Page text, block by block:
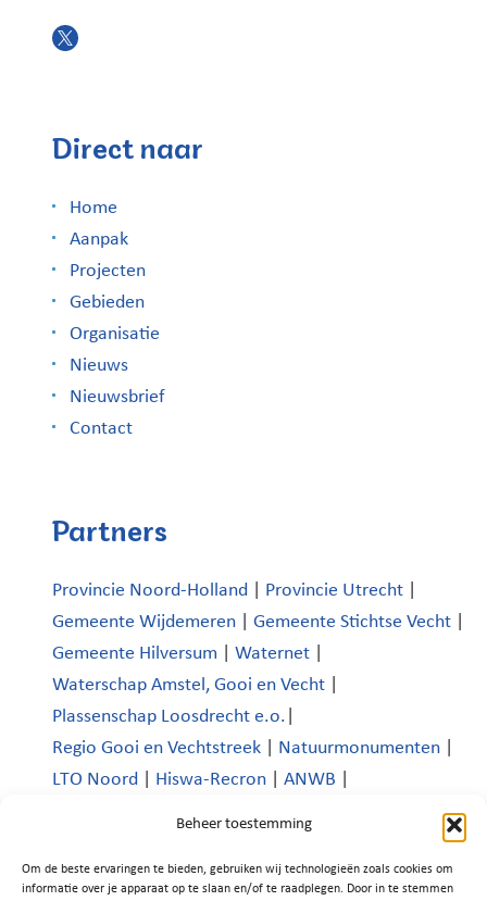
Beheer toestemming
Om de beste ervaringen te bieden, gebruiken wij technologieën zoals cookies om
informatie over je apparaat op te slaan en/of te raadplegen. Door in te stemmen
Direct naar
Home
Aanpak
Projecten
Gebieden
Organisatie
Nieuws
Nieuwsbrief
Contact
Partners
Provincie Noord-Holland Provincie Utrecht
Gemeente Wijdemeren
Gemeente Stichtse Vecht
Gemeente Hilversum
Waternet
Waterschap Amstel, Gooi en Vecht
Plassenschap Loosdrecht e.o.
Regio Gooi en Vechtstreek
Natuurmonumenten
LTO Noord
Hiswa-Recron ANWB
Platform Recreatie en Toerisme Wijdemeren|